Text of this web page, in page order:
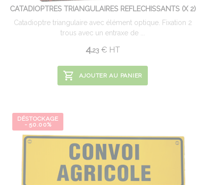
CATADIOPTRES TRIANGULAIRES REFLECHISSANTS (X 2)
Catadioptre triangulaire avec élément optique. Fixation 2
trous avec un entraxe de ...
4.23 €HT
AJOUTER AU PANIER
DÉSTOCKAGE
- 50.00%